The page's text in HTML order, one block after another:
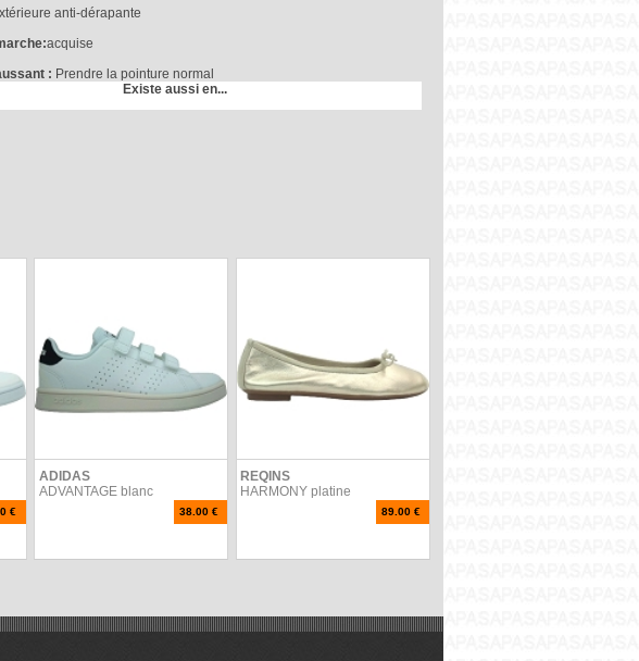
anti-dérapante
acquise
: Prendre la pointure normal
Existe aussi en...
€
ADIDAS
ADVANTAGE blanc
38.00 €
REQINS
HARMONY platine
89.00 €